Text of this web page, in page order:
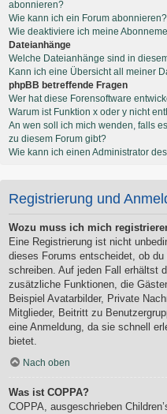
abonnieren?
Wie kann ich ein Forum abonnieren?
Wie deaktiviere ich meine
Dateianhänge
Welche Dateianhänge sind in
Kann ich eine Übersicht all meiner
phpBB betreffende Fragen
Wer hat diese Forensoftware
Warum ist Funktion x oder y nicht
An wen soll ich mich wenden, falls
zu diesem Forum gibt?
Wie kann ich einen Administrator
Registrierung und
Wozu muss ich mich
Eine Registrierung ist nicht
dieses Forums entscheidet, ob
schreiben. Auf jeden Fall erhältst
zusätzliche Funktionen, die
Beispiel Avatarbilder, Private
Mitglieder, Beitritt zu
eine Anmeldung, da sie schnell
bietet.
Nach oben
Was ist COPPA?
COPPA, ausgeschrieben